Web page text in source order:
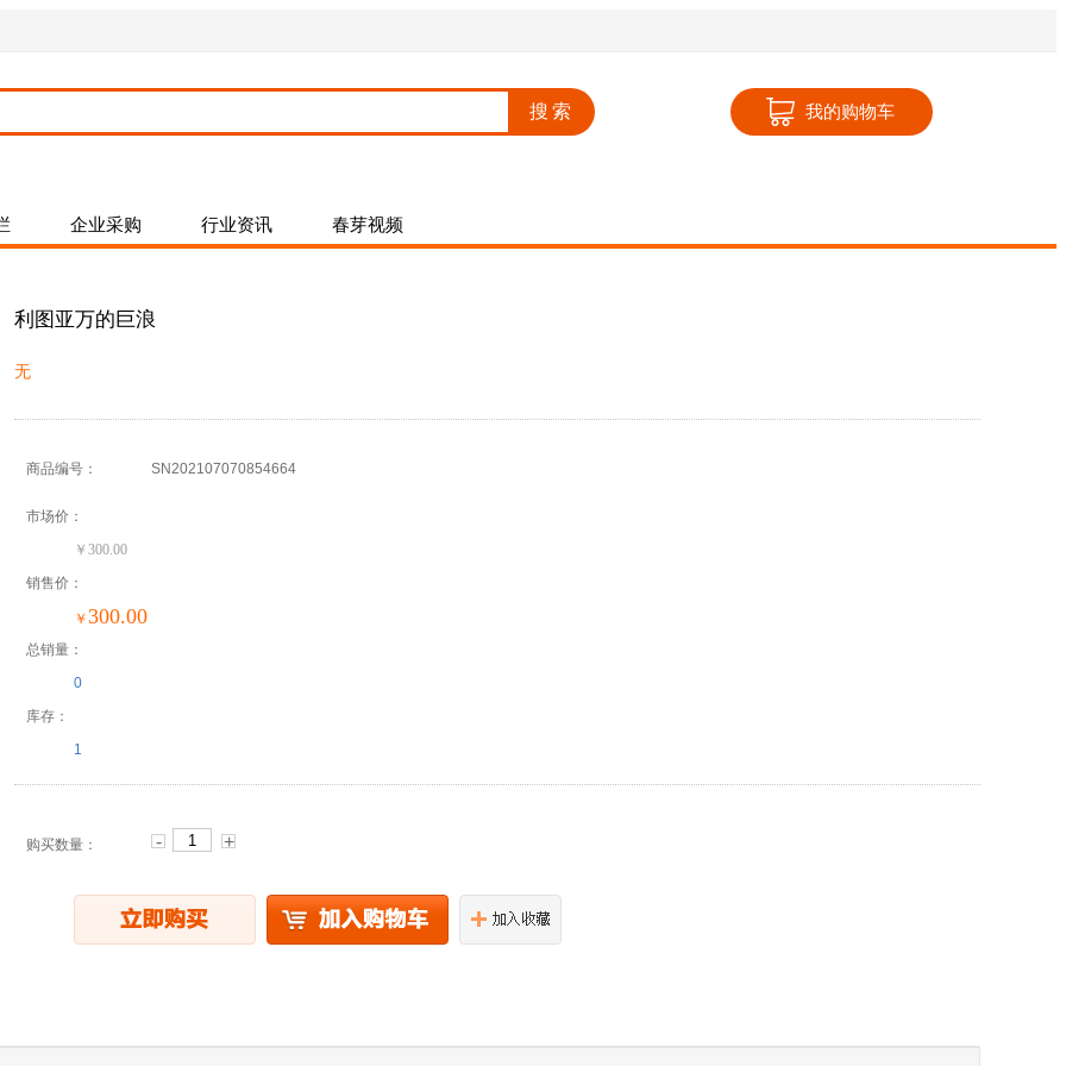
搜索 我的购物车
企业采购 行业资讯 春芽视频
利图亚万的巨浪
无
商品编号： SN202107070854664
市场价：
￥300.00
销售价：
￥ 300.00
总销量：
0
库存：
1
购买数量： - +